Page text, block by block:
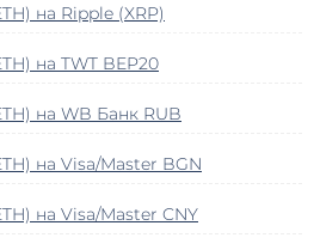
на Ripple (XRP)
на TWT BEP20
на WB Банк RUB
на Visa/Master BGN
на Visa/Master CNY